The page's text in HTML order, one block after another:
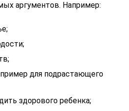
аргументов. Например:
для подрастающего
здорового ребенка;